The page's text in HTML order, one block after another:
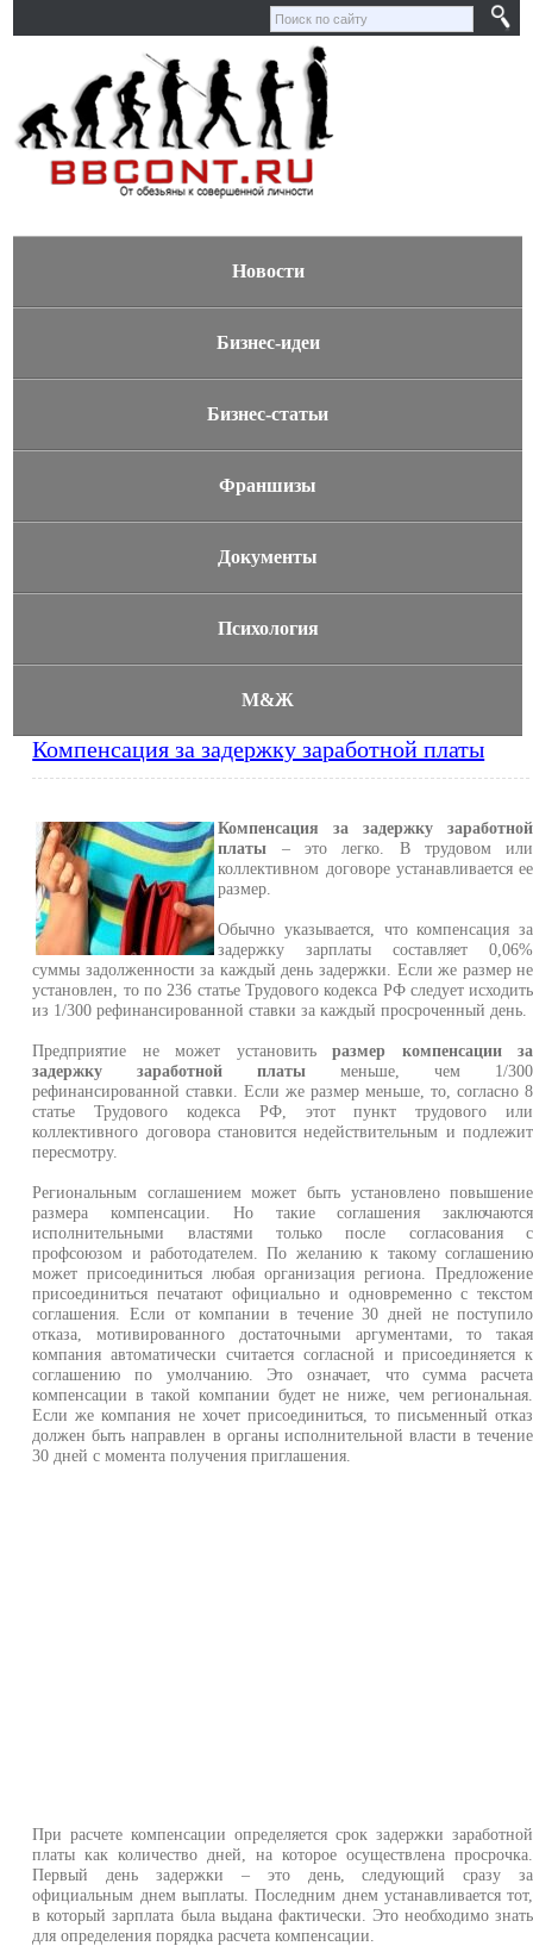
Новости
Бизнес-идеи
Бизнес-статьи
Франшизы
Документы
Психология
М&Ж
Компенсация за задержку заработной платы
Компенсация за задержку заработной
платы – это легко. В трудовом или
коллективном договоре устанавливается ее
размер.
Обычно указывается, что компенсация за
задержку зарплаты составляет 0,06%
суммы задолженности за каждый день задержки. Если же размер не
установлен, то по 236 статье Трудового кодекса РФ следует исходить
из 1/300 рефинансированной ставки за каждый просроченный день.
Предприятие не может установитьразмер компенсации за
задержку заработной платы меньше, чем 1/300
рефинансированной ставки. Если же размер меньше, то, согласно 8
статье Трудового кодекса РФ, этот пункт трудового или
коллективного договора становится недействительным и подлежит
пересмотру.
Региональным соглашением может быть установлено повышение
размера компенсации. Но такие соглашения заключаются
исполнительными властями только после согласования с
профсоюзом и работодателем. По желанию к такому соглашению
может присоединиться любая организация региона. Предложение
присоединиться печатают официально и одновременно с текстом
соглашения. Если от компании в течение 30 дней не поступило
отказа, мотивированного достаточными аргументами, то такая
компания автоматически считается согласной и присоединяется к
соглашению по умолчанию. Это означает, что сумма расчета
компенсации в такой компании будет не ниже, чем региональная.
Если же компания не хочет присоединиться, то письменный отказ
должен быть направлен в органы исполнительной власти в течение
30 дней с момента получения приглашения.
При расчете компенсации определяется срок задержки заработной
платы как количество дней, на которое осуществлена просрочка.
Первый день задержки – это день, следующий сразу за
официальным днем выплаты. Последним днем устанавливается тот,
в который зарплата была выдана фактически. Это необходимо знать
для определения порядка расчета компенсации.